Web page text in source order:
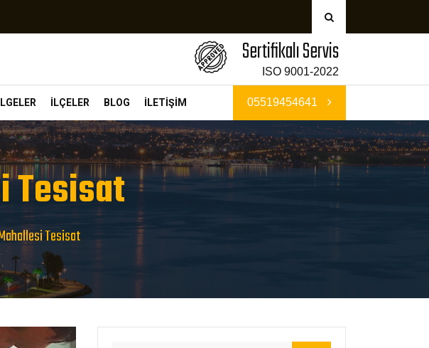
Sertifikalı Servis
ISO 9001-2022
İLÇELER BLOG İLETİŞİM 05519454641
Tesisat
Tesisat